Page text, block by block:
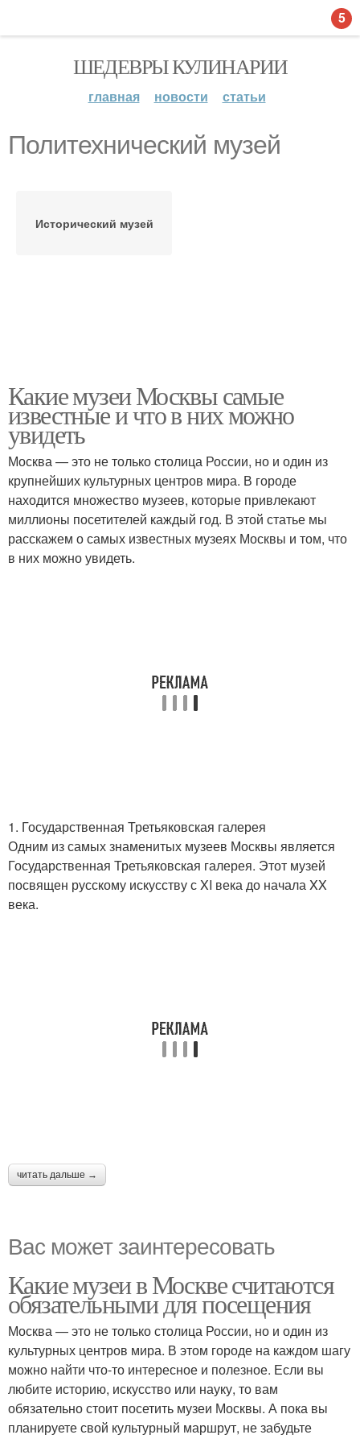
ШЕДЕВРЫ КУЛИНАРИИ
главная новости статьи
Политехнический музей
Исторический музей
Какие музеи Москвы самые
известные и что в них можно
увидеть
Москва — это не только столица России, но и один из
крупнейших культурных центров мира. В городе
находится множество музеев, которые привлекают
миллионы посетителей каждый год. В этой статье мы
расскажем о самых известных музеях Москвы и том, что
в них можно увидеть.
1. Государственная Третьяковская галерея
Одним из самых знаменитых музеев Москвы является
Государственная Третьяковская галерея. Этот музей
посвящен русскому искусству с XI века до начала XX
века.
читать дальше →
Вас может заинтересовать
Какие музеи в Москве считаются
обязательными для посещения
Москва — это не только столица России, но и один из
культурных центров мира. В этом городе на каждом шагу
можно найти что-то интересное и полезное. Если вы
любите историю, искусство или науку, то вам
обязательно стоит посетить музеи Москвы. А пока вы
планируете свой культурный маршрут, не забудьте
5